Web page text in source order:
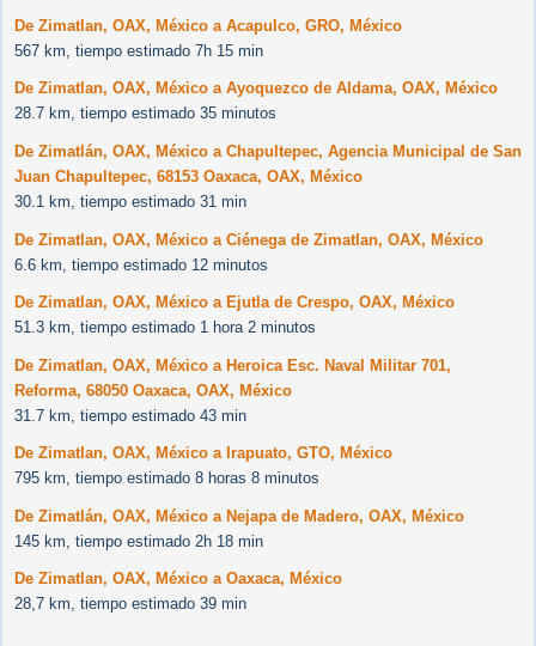
De Zimatlan, OAX, México a Acapulco, GRO, México
567 km, tiempo estimado 7h 15 min
De Zimatlan, OAX, México a Ayoquezco de Aldama, OAX, México
28.7 km, tiempo estimado 35 minutos
De Zimatlán, OAX, México a Chapultepec, Agencia Municipal de San
Juan Chapultepec, 68153 Oaxaca, OAX, México
30.1 km, tiempo estimado 31 min
De Zimatlan, OAX, México a Ciénega de Zimatlan, OAX, México
6.6 km, tiempo estimado 12 minutos
De Zimatlan, OAX, México a Ejutla de Crespo, OAX, México
51.3 km, tiempo estimado 1 hora 2 minutos
De Zimatlan, OAX, México a Heroica Esc. Naval Militar 701,
Reforma, 68050 Oaxaca, OAX, México
31.7 km, tiempo estimado 43 min
De Zimatlan, OAX, México a Irapuato, GTO, México
795 km, tiempo estimado 8 horas 8 minutos
De Zimatlán, OAX, México a Nejapa de Madero, OAX, México
145 km, tiempo estimado 2h 18 min
De Zimatlan, OAX, México a Oaxaca, México
28,7 km, tiempo estimado 39 min